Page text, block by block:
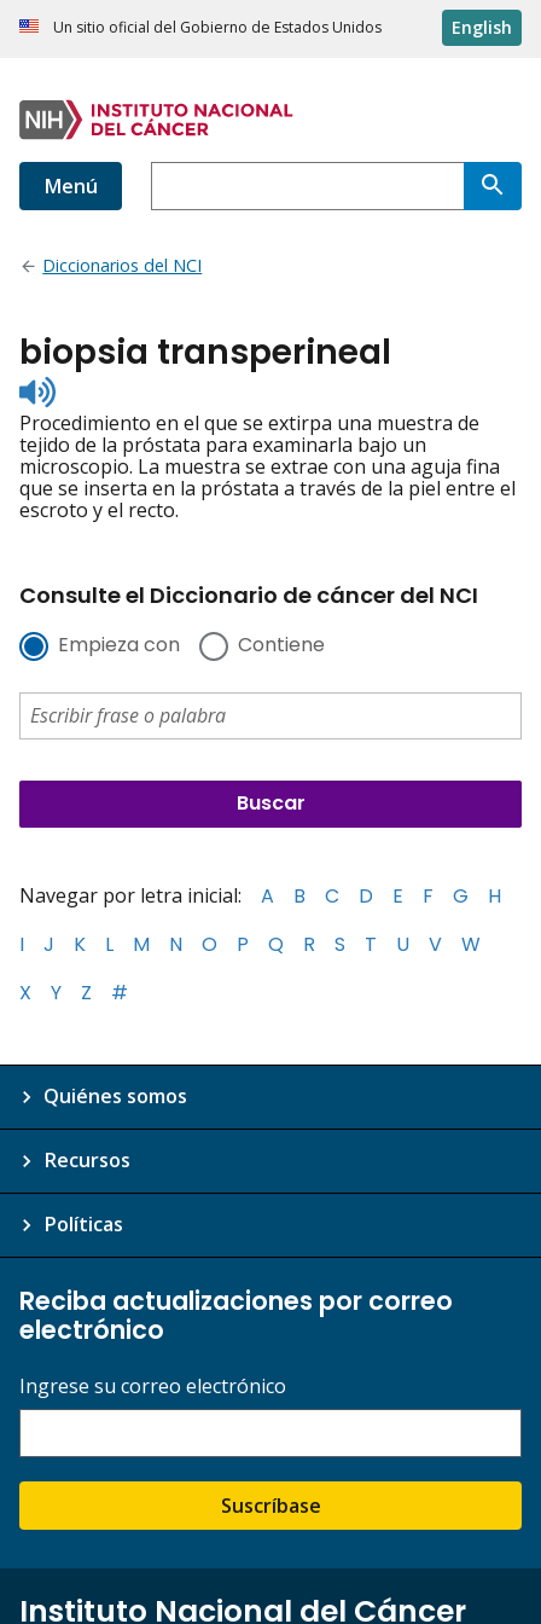
Un sitio oficial del Gobierno de Estados Unidos English
Menú
Diccionarios del NCI
biopsia transperineal
Listen
to
pronunciation
Procedimiento en el que se extirpa una muestra de
tejido de la próstata para examinarla bajo un
microscopio. La muestra se extrae con una aguja fina
que se inserta en la próstata a través de la piel entre el
escroto y el recto.
Consulte el Diccionario de cáncer del NCI
Empieza con Contiene
Navegar por letra inicial: A B C D E F G
H
I
J K L M N O P Q R S T U V
W
X
Y Z #
Quiénes somos
Recursos
Políticas
Reciba actualizaciones por correo
electrónico
Ingrese su correo electrónico
Suscríbase
Instituto Nacional del Cáncer